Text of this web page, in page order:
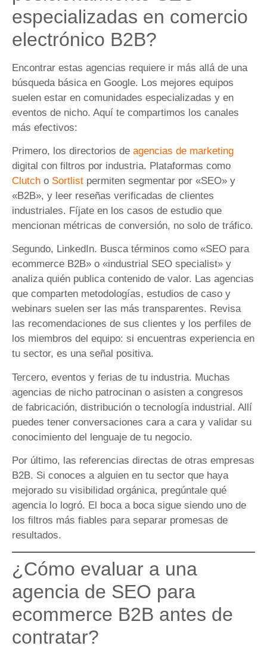
especializadas en comercio
electrónico B2B?
Encontrar estas agencias requiere ir más allá de una
búsqueda básica en Google. Los mejores equipos
suelen estar en comunidades especializadas y en
eventos de nicho. Aquí te compartimos los canales
más efectivos:
Primero, los directorios de agencias de marketing
digital con filtros por industria. Plataformas como
Clutch o Sortlist permiten segmentar por «SEO» y
«B2B», y leer reseñas verificadas de clientes
industriales. Fíjate en los casos de estudio que
mencionan métricas de conversión, no solo de tráfico.
Segundo, LinkedIn. Busca términos como «SEO para
ecommerce B2B» o «industrial SEO specialist» y
analiza quién publica contenido de valor. Las agencias
que comparten metodologías, estudios de caso y
webinars suelen ser las más transparentes. Revisa
las recomendaciones de sus clientes y los perfiles de
los miembros del equipo: si encuentras experiencia en
tu sector, es una señal positiva.
Tercero, eventos y ferias de tu industria. Muchas
agencias de nicho patrocinan o asisten a congresos
de fabricación, distribución o tecnología industrial. Allí
puedes tener conversaciones cara a cara y validar su
conocimiento del lenguaje de tu negocio.
Por último, las referencias directas de otras empresas
B2B. Si conoces a alguien en tu sector que haya
mejorado su visibilidad orgánica, pregúntale qué
agencia lo logró. El boca a boca sigue siendo uno de
los filtros más fiables para separar promesas de
resultados.
¿Cómo evaluar a una
agencia de SEO para
ecommerce B2B antes de
contratar?